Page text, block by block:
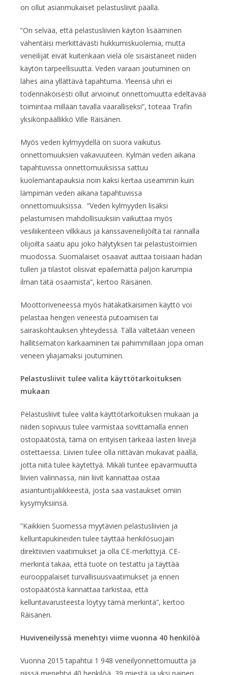
on ollut asianmukaiset pelastusliivit päällä.
”On selvää, että pelastusliivien käytön lisääminen
vähentäisi merkittävästi hukkumiskuolemia, mutta
veneilijät eivät kuitenkaan vielä ole sisäistäneet niiden
käytön tarpeellisuutta. Veden varaan joutuminen on
lähes aina yllättävä tapahtuma. Yleensä uhri ei
todennäköisesti ollut arvioinut onnettomuutta edeltävää
toimintaa millään tavalla vaaralliseksi”, toteaa Trafin
yksikönpäällikkö Ville Räisänen.
Myös veden kylmyydellä on suora vaikutus
onnettomuuksien vakavuuteen. Kylmän veden aikana
tapahtuvissa onnettomuuksissa sattuu
kuolemantapauksia noin kaksi kertaa useammin kuin
lämpimän veden aikana tapahtuvissa
onnettomuuksissa. ”Veden kylmyyden lisäksi
pelastumisen mahdollisuuksiin vaikuttaa myös
vesiliikenteen vilkkaus ja kanssaveneilijöiltä tai rannalla
olijoilta saatu apu joko hälytyksen tai pelastustoimien
muodossa. Suomalaiset osaavat auttaa toisiaan hädän
tullen ja tilastot olisivat epäilemättä paljon karumpia
ilman tätä osaamista”, kertoo Räisänen.
Moottoriveneessä myös hätäkatkaisimen käyttö voi
pelastaa hengen veneestä putoamisen tai
sairaskohtauksen yhteydessä. Tällä vältetään veneen
hallitsematon karkaaminen tai pahimmillaan jopa oman
veneen yliajamaksi joutuminen.
Pelastusliivit tulee valita käyttötarkoituksen
mukaan
Pelastusliivit tulee valita käyttötarkoituksen mukaan ja
niiden sopivuus tulee varmistaa sovittamalla ennen
ostopäätöstä, tämä on erityisen tärkeää lasten liivejä
ostettaessa. Liivien tulee olla riittävän mukavat päällä,
jotta niitä tulee käytettyä. Mikäli tuntee epävarmuutta
liivien valinnassa, niin liivit kannattaa ostaa
asiantuntijaliikkeestä, josta saa vastaukset omiin
kysymyksiinsä.
”Kaikkien Suomessa myytävien pelastusliivien ja
kelluntapukineiden tulee täyttää henkilösuojain
direktiivien vaatimukset ja olla CE-merkittyjä. CE-
merkintä takaa, että tuote on testattu ja täyttää
eurooppalaiset turvallisuusvaatimukset ja ennen
ostopäätöstä kannattaa tarkistaa, että
kelluntavarusteesta löytyy tämä merkintä”, kertoo
Räisänen.
Huviveneilyssä menehtyi viime vuonna 40 henkilöä
Vuonna 2015 tapahtui 1 948 veneilyonnettomuutta ja
niissä menehtyi 40 henkilöä, 39 miestä ja yksi nainen.